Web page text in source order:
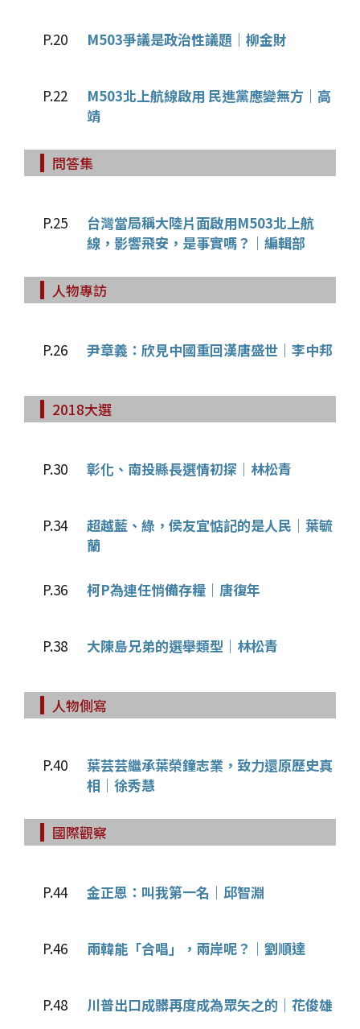
P.20 M503爭議是政治性議題｜柳金財
P.22
M503北上航線啟用 民進黨應變無方｜高
靖
問答集
P.25
台灣當局稱大陸片面啟用M503北上航
線，影響飛安，是事實嗎？｜編輯部
人物專訪
P.26 尹章義：欣見中國重回漢唐盛世｜李中邦
2018大選
P.30 彰化、南投縣長選情初探｜林松青
P.34
超越藍、綠，侯友宜惦記的是人民｜葉毓
蘭
P.36 柯P為連任悄備存糧｜唐復年
P.38 大陳島兄弟的選舉類型｜林松青
人物側寫
P.40
葉芸芸繼承葉榮鐘志業，致力還原歷史真
相｜徐秀慧
國際觀察
P.44 金正恩：叫我第一名｜邱智淵
P.46 兩韓能「合唱」，兩岸呢？｜劉順達
P.48 川普出口成髒再度成為眾矢之的｜花俊雄